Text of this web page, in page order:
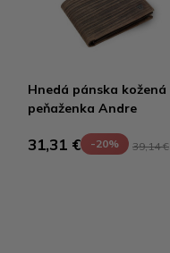
Hnedá pánska kožená
peňaženka Andre
31,31 € -20% 39,14 €